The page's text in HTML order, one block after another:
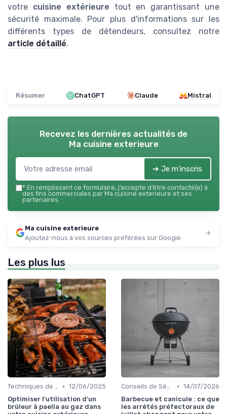
votre cuisine extérieure tout en garantissant une
sécurité maximale. Pour plus d'informations sur les
différents types de détendeurs, consultez notre
article détaillé.
Résumer ChatGPT Claude Mistral
Recevez les dernières actualités de
Ma cuisine exterieure
➔ Je m'inscris
* En remplissant ce formulaire, j’accepte d’être contacté(e) à
des fins commerciales par Ma cuisine exterieure et ses
partenaires.
Ma cuisine exterieure
Ajoutez-nous à vos sources préférées sur Google
Les plus lus
Techniques de Cuisson en Plein Air • 12/06/2025
Optimiser l'utilisation d'un
brûleur à paella au gaz dans
Conseils de Sécurité • 14/07/2026
Barbecue et canicule : ce que
les arrêtés préfectoraux de